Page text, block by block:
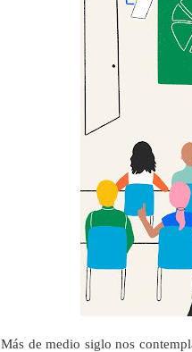
Más de medio siglo nos